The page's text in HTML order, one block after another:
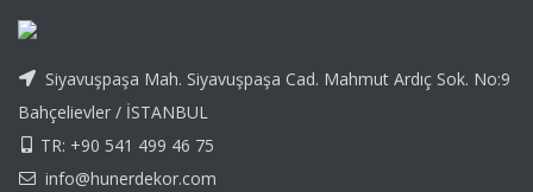
Siyavuşpaşa Mah. Siyavuşpaşa Cad. Mahmut Ardıç Sok. No:9
Bahçelievler / İSTANBUL
TR: +90 541 499 46 75
info@hunerdekor.com